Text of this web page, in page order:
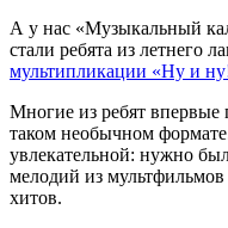
А у нас «Музыкальный
стали ребята из летнего
мультипликации «Ну и
Многие из ребят впервые
таком необычном
увлекательной: нужно
мелодий из
хитов.